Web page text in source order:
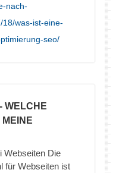
nach-
18/was-ist-eine-
seo/
- WELCHE
Webseiten Die
für Webseiten ist